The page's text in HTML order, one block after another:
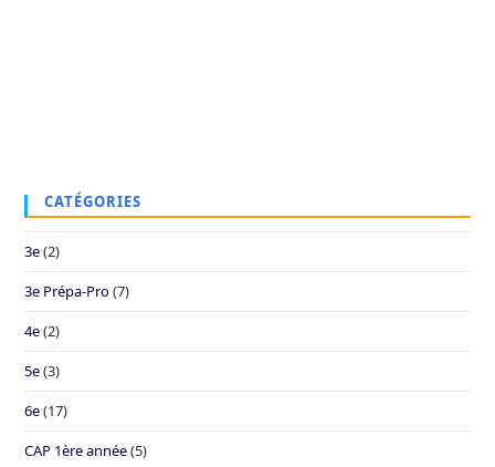
CATÉGORIES
3e(2)
3e Prépa-Pro(7)
4e(2)
5e(3)
6e(17)
CAP 1ère année(5)